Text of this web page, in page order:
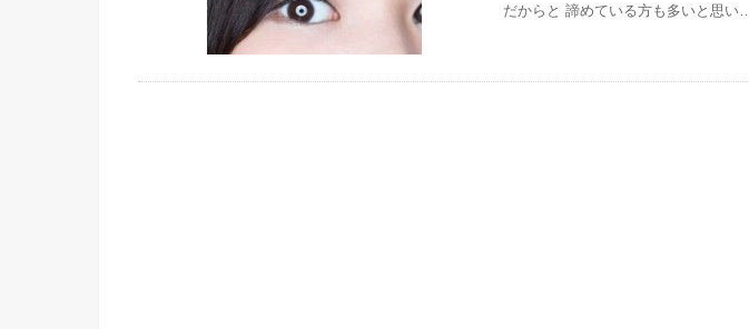
だからと 諦めている方も多いと思い…